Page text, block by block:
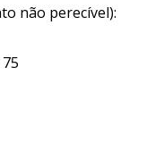
não perecível):